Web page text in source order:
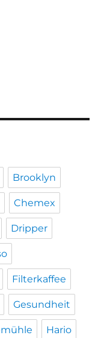
Brooklyn
Chemex
Dripper
Filterkaffee
Gesundheit
Hario